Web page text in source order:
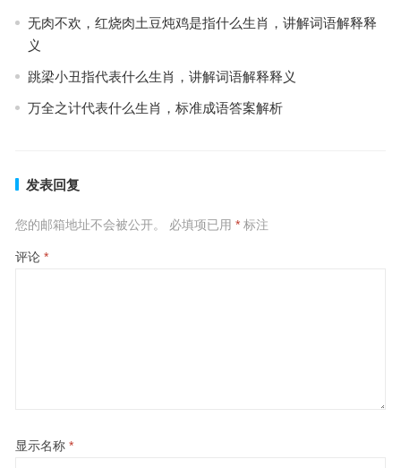
无肉不欢，红烧肉土豆炖鸡是指什么生肖，讲解词语解释释
义
跳梁小丑指代表什么生肖，讲解词语解释释义
万全之计代表什么生肖，标准成语答案解析
发表回复
您的邮箱地址不会被公开。 必填项已用 *标注
评论 *
显示名称 *